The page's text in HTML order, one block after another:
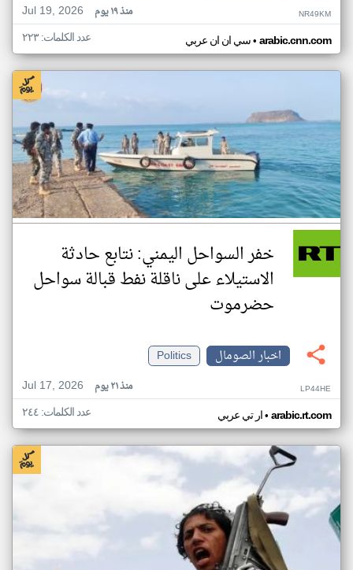
Jul 19, 2026
منذ ١٩ يوم NR49KM
سي ان ان عربي• arabic.cnn.com عدد الكلمات: ٢٢٣
خفر السواحل اليمني: نتابع حادثة
الاستيلاء على ناقلة نفط قبالة سواحل
حضرموت
اخبار الصومال
Politics
Jul 17, 2026
منذ ٢١ يوم LP44HE
ار تي عربي• arabic.rt.com عدد الكلمات: ٢٤٤